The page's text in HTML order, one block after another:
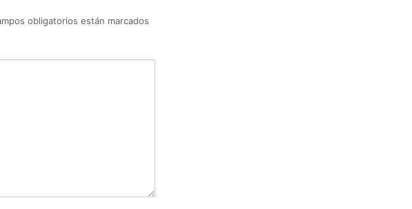
obligatorios están marcados